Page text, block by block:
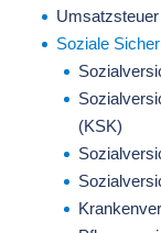
Umsatzsteuer
Soziale
(KSK)